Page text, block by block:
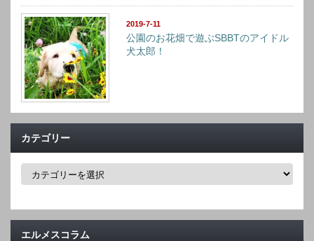
2019-7-11
公園のお花畑で遊ぶSBBTのアイドル
犬太郎！
カテゴリー
カ
ー
エルメスコラム